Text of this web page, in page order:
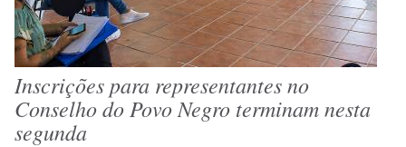
Inscrições para representantes no
Conselho do Povo Negro terminam nesta
segunda